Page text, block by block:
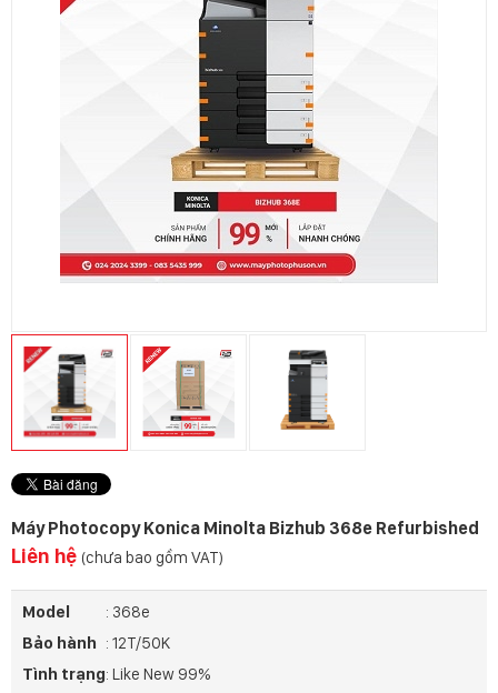
Máy Photocopy Konica Minolta Bizhub 368e Refurbished
Liên hệ (chưa bao gồm VAT)
Model
: 368e
Bảo hành : 12T/50K
Tình trạng: Like New 99%